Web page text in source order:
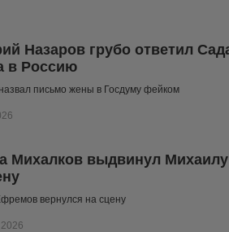
Hазаров грубо ответил
в Россию
письмо жены в Госдуму фейком
Михалков выдвинул
вернулся на сцену